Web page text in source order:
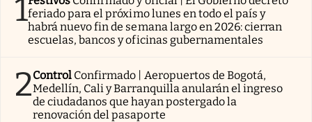
1feriado para el próximo lunes en todo el país y
habrá nuevo fin de semana largo en 2026: cierran
escuelas, bancos y oficinas gubernamentales
2Control Confirmado | Aeropuertos de Bogotá,
Medellín, Cali y Barranquilla anularán el ingreso
de ciudadanos que hayan postergado la
renovación del pasaporte